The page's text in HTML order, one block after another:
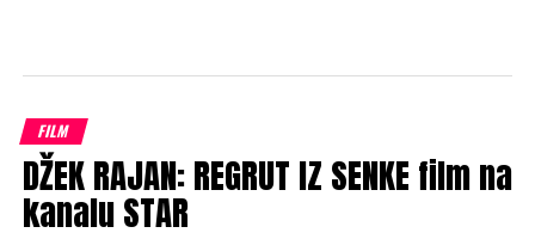
FILM
DŽEK RAJAN: REGRUT IZ SENKE film na
kanalu STAR